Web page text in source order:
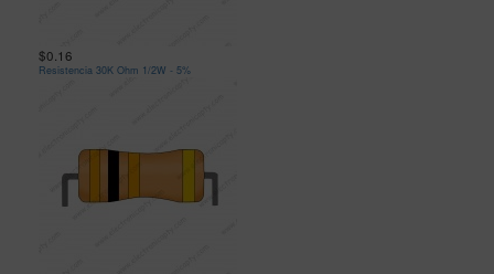
$0.16
Resistencia 30K Ohm 1/2W - 5%